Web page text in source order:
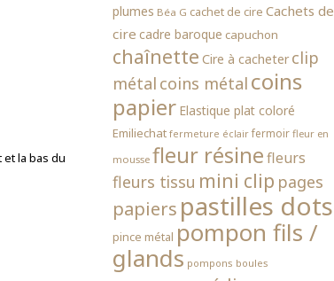
la bas du
plumes Béa G cachet de cire Cachets de
cire cadre baroque capuchon
chaînette Cire à cacheter clip
métal coins métal coins
papier Elastique plat coloré
Emiliechat fermeture éclair fermoir fleur en
mousse fleur résinefleurs
fleurs tissu mini clip pages
papiers pastilles dots
pince métal pompon fils /
glands pompons boules